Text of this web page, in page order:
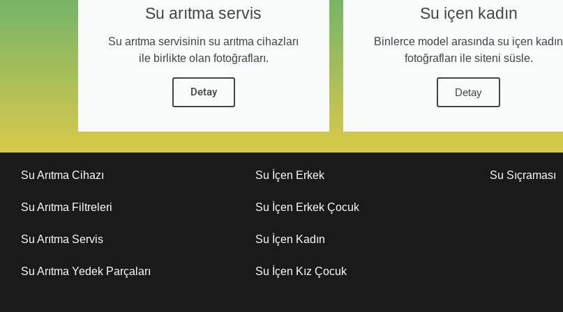
Su arıtma servis
Su arıtma servisinin su arıtma cihazları
ile birlikte olan fotoğrafları.
Detay
Su içen kadın
Binlerce model arasında su içen kadın
fotoğrafları ile siteni süsle.
Detay
Su Arıtma Cihazı
Su Arıtma Filtreleri
Su Arıtma Servis
Su Arıtma Yedek Parçaları
Su İçen Erkek
Su İçen Erkek Çocuk
Su İçen Kadın
Su İçen Kız Çocuk
Su Sıçraması